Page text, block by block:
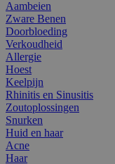
Aambeien
Zware Benen
Doorbloeding
Verkoudheid
Allergie
Hoest
Keelpijn
Rhinitis en Sinusitis
Zoutoplossingen
Snurken
Huid en haar
Acne
Haar